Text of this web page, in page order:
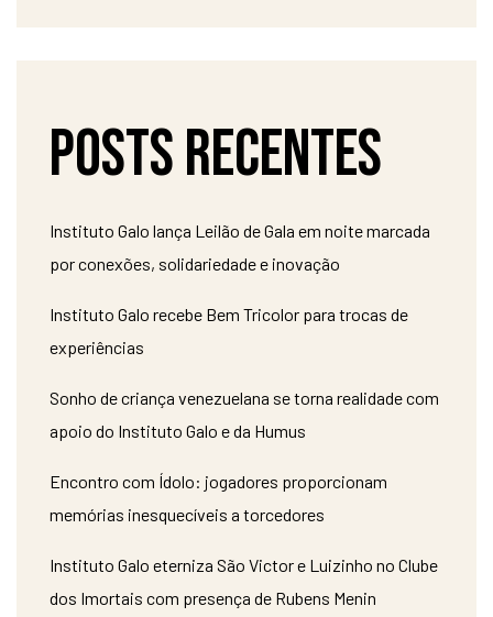
Posts recentes
Instituto Galo lança Leilão de Gala em noite marcada
por conexões, solidariedade e inovação
Instituto Galo recebe Bem Tricolor para trocas de
experiências
Sonho de criança venezuelana se torna realidade com
apoio do Instituto Galo e da Humus
Encontro com Ídolo: jogadores proporcionam
memórias inesquecíveis a torcedores
Instituto Galo eterniza São Victor e Luizinho no Clube
dos Imortais com presença de Rubens Menin